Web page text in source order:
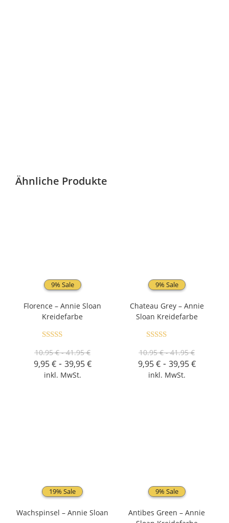
Ähnliche Produkte
9% Sale
Florence – Annie Sloan
Kreidefarbe
10.95 € - 41.95 €
9,95€- 39,95€
inkl. MwSt.
9% Sale
Chateau Grey – Annie
Sloan Kreidefarbe
10.95 € - 41.95 €
9,95€- 39,95€
inkl. MwSt.
19% Sale
Wachspinsel – Annie Sloan
9% Sale
Antibes Green – Annie